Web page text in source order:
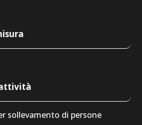
sollevamento di persone